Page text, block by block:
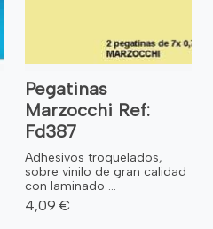
Pegatinas
Marzocchi Ref:
Fd387
Adhesivos troquelados,
sobre vinilo de gran calidad
con laminado ...
4,09 €